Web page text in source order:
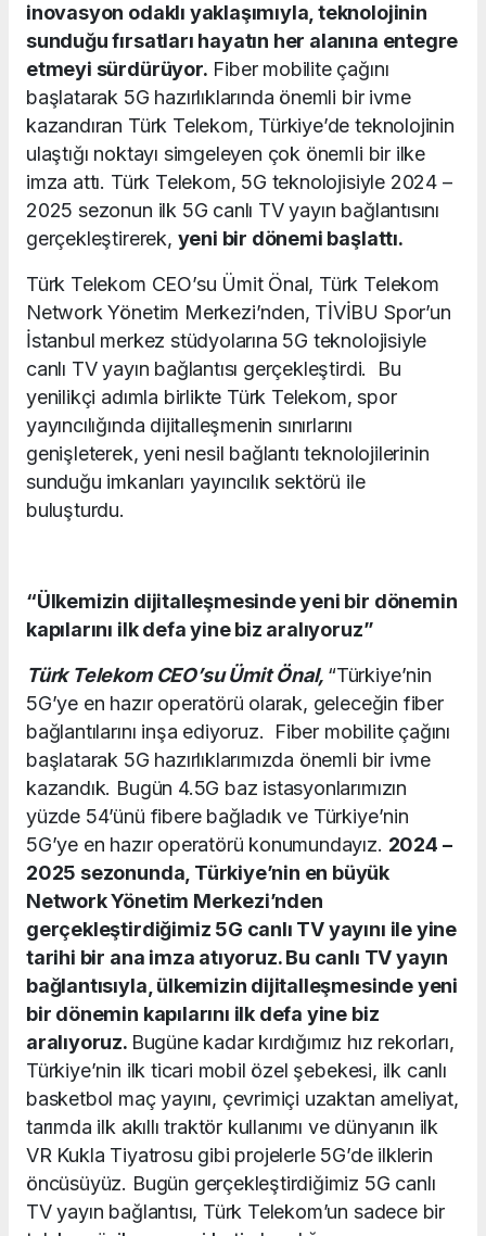
inovasyon odaklı yaklaşımıyla, teknolojinin
sunduğu fırsatları hayatın her alanına entegre
etmeyi sürdürüyor. Fiber mobilite çağını
başlatarak 5G hazırlıklarında önemli bir ivme
kazandıran Türk Telekom, Türkiye’de teknolojinin
ulaştığı noktayı simgeleyen çok önemli bir ilke
imza attı. Türk Telekom, 5G teknolojisiyle 2024 –
2025 sezonun ilk 5G canlı TV yayın bağlantısını
gerçekleştirerek, yeni bir dönemi başlattı.
Türk Telekom CEO’su Ümit Önal, Türk Telekom
Network Yönetim Merkezi’nden, TİVİBU Spor’un
İstanbul merkez stüdyolarına 5G teknolojisiyle
canlı TV yayın bağlantısı gerçekleştirdi. Bu
yenilikçi adımla birlikte Türk Telekom, spor
yayıncılığında dijitalleşmenin sınırlarını
genişleterek, yeni nesil bağlantı teknolojilerinin
sunduğu imkanları yayıncılık sektörü ile
buluşturdu.
“Ülkemizin dijitalleşmesinde yeni bir dönemin
kapılarını ilk defa yine biz aralıyoruz”
Türk Telekom CEO’su Ümit Önal, “Türkiye’nin
5G’ye en hazır operatörü olarak, geleceğin fiber
bağlantılarını inşa ediyoruz. Fiber mobilite çağını
başlatarak 5G hazırlıklarımızda önemli bir ivme
kazandık. Bugün 4.5G baz istasyonlarımızın
yüzde 54’ünü fibere bağladık ve Türkiye’nin
5G’ye en hazır operatörü konumundayız. 2024 –
2025 sezonunda, Türkiye’nin en büyük
Network Yönetim Merkezi’nden
gerçekleştirdiğimiz 5G canlı TV yayını ile yine
tarihi bir ana imza atıyoruz. Bu canlı TV yayın
bağlantısıyla, ülkemizin dijitalleşmesinde yeni
bir dönemin kapılarını ilk defa yine biz
aralıyoruz. Bugüne kadar kırdığımız hız rekorları,
Türkiye’nin ilk ticari mobil özel şebekesi, ilk canlı
basketbol maç yayını, çevrimiçi uzaktan ameliyat,
tarımda ilk akıllı traktör kullanımı ve dünyanın ilk
VR Kukla Tiyatrosu gibi projelerle 5G’de ilklerin
öncüsüyüz. Bugün gerçekleştirdiğimiz 5G canlı
TV yayın bağlantısı, Türk Telekom’un sadece bir